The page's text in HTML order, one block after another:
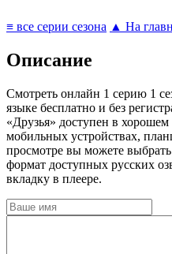
≡ все серии сезона ▲ На
Описание
Cмотреть онлайн 1 серию 1
языке бесплатно и без
«Друзья» доступен в
мобильных устройствах,
просмотре вы можете
формат доступных русских
вкладку в плеере.